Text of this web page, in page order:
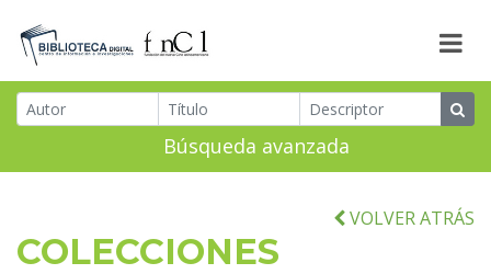
Búsqueda avanzada
VOLVER ATRÁS
COLECCIONES